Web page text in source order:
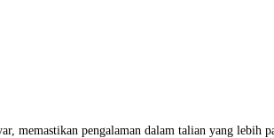
memastikan pengalaman dalam talian yang lebih